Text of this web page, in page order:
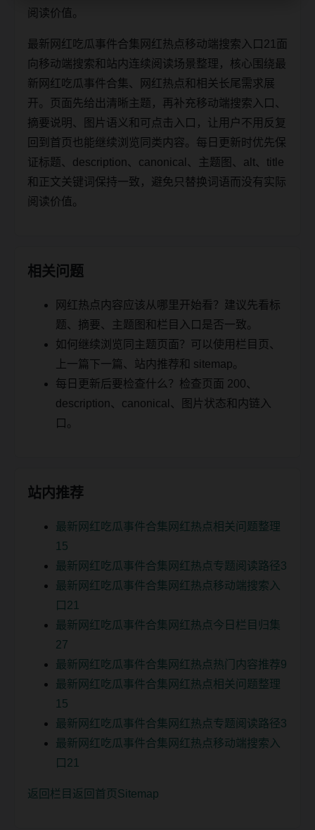
阅读价值。
最新网红吃瓜事件合集网红热点移动端搜索入口21面
向移动端搜索和站内连续阅读场景整理，核心围绕最
新网红吃瓜事件合集、网红热点和相关长尾需求展
开。页面先给出清晰主题，再补充移动端搜索入口、
摘要说明、图片语义和可点击入口，让用户不用反复
回到首页也能继续浏览同类内容。每日更新时优先保
证标题、description、canonical、主题图、alt、title
和正文关键词保持一致，避免只替换词语而没有实际
阅读价值。
相关问题
网红热点内容应该从哪里开始看？建议先看标
题、摘要、主题图和栏目入口是否一致。
如何继续浏览同主题页面？可以使用栏目页、
上一篇下一篇、站内推荐和 sitemap。
每日更新后要检查什么？检查页面 200、
description、canonical、图片状态和内链入
口。
站内推荐
最新网红吃瓜事件合集网红热点相关问题整理
15
最新网红吃瓜事件合集网红热点专题阅读路径3
最新网红吃瓜事件合集网红热点移动端搜索入
口21
最新网红吃瓜事件合集网红热点今日栏目归集
27
最新网红吃瓜事件合集网红热点热门内容推荐9
最新网红吃瓜事件合集网红热点相关问题整理
15
最新网红吃瓜事件合集网红热点专题阅读路径3
最新网红吃瓜事件合集网红热点移动端搜索入
口21
返回栏目 返回首页 Sitemap